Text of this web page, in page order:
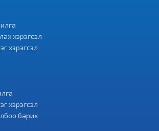
хэрэгсэл
хэрэгсэл
хэрэгсэл
барих